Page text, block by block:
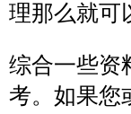
理那么就可
综合一些资
考。如果您